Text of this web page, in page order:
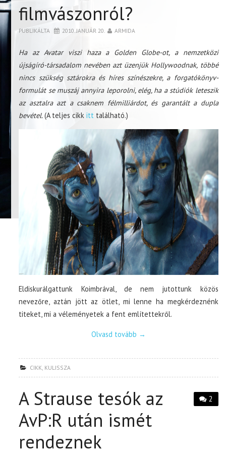
filmvászonról?
PUBLIKÁLTA 2010. JANUÁR 20. ARMIDA
Ha az Avatar viszi haza a Golden Globe-ot, a nemzetközi
újságíró-társadalom nevében azt üzenjük Hollywoodnak, többé
nincs szükség sztárokra és híres színészekre, a forgatókönyv-
formulát se muszáj annyira leporolni, elég, ha a stúdiók leteszik
az asztalra azt a csaknem félmilliárdot, és garantált a dupla
bevétel.(A teljes cikkitt található.)
Eldiskurálgattunk Koimbrával, de nem jutottunk közös
nevezőre, aztán jött az ötlet, mi lenne ha megkérdeznénk
titeket, mi a véleményetek a fent említettekről.
Olvasd tovább →
CIKK KULISSZA
2
A Strause tesók az
AvP:R után ismét
rendeznek